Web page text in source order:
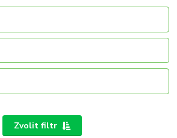
Zvolit filtr